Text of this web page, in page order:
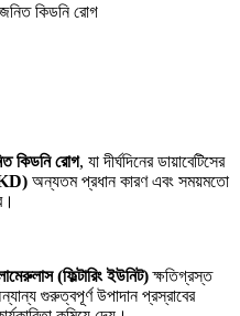
জনিত কিডনি রোগ
কিডনি রোগ, যা দীর্ঘদিনের ডায়াবেটিসের
অন্যতম প্রধান কারণ এবং সময়মতো
(ফিল্টারিং ইউনিট)ক্ষতিগ্রস্ত
গুরুত্বপূর্ণ উপাদান প্রস্রাবের